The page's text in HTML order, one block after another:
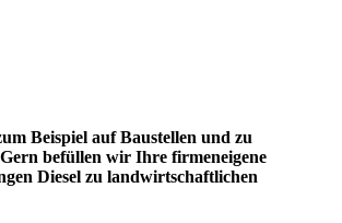
Beispiel auf Baustellen und zu
befüllen wir Ihre firmeneigene
Diesel zu landwirtschaftlichen